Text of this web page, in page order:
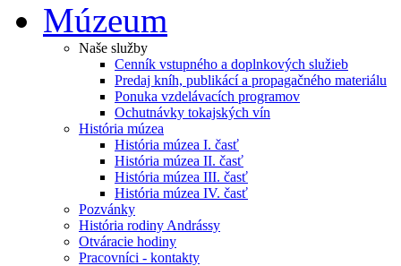
Múzeum
Naše služby
Cenník vstupného a doplnkových služieb
Predaj kníh, publikácí a propagačného materiálu
Ponuka vzdelávacích programov
Ochutnávky tokajských vín
História múzea
História múzea I. časť
História múzea II. časť
História múzea III. časť
História múzea IV. časť
Pozvánky
História rodiny Andrássy
Otváracie hodiny
Pracovníci - kontakty